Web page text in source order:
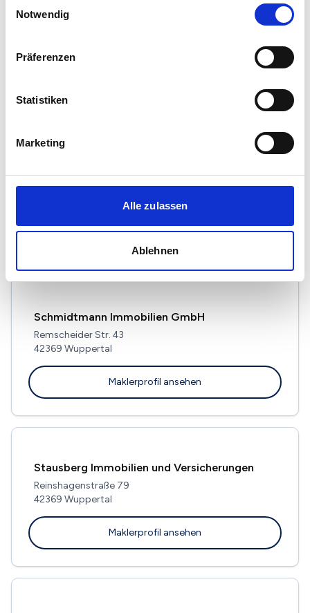
Notwendig
Präferenzen
Statistiken
Marketing
Alle zulassen
Ablehnen
Liebold + Breuer / Immobilien u. Vermessung
Grafenstraße 24
Maklerprofil ansehen
Schmidtmann Immobilien GmbH
Remscheider Str. 43
42369 Wuppertal
Maklerprofil ansehen
Stausberg Immobilien und Versicherungen
Reinshagenstraße 79
42369 Wuppertal
Maklerprofil ansehen